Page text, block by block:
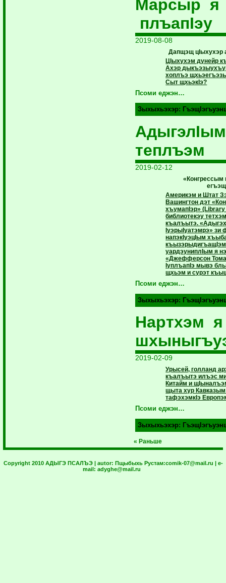
Марсыр я
плъапIэу
2019-08-08
Дапщэщ цIыхухэр
ЦIыхухэм дунейр
Ахэр
хоплъэ
Сыт щхьэкIэ?
Псоми еджэн…
Зыхыхьэхэр:
теплъэм
2019-02-12
«Конгрессым
Америкэм и Штат
Вашингтон дэт
хъумапIэр»
библиотекэу
къалъытэ.
IуэрыIуатэмрэ» зи
напэкIуэцIым
уардэуниплIым я
«Джефферсон
IуплъапIэ мывэ
щхьэм и сурэт
Псоми еджэн…
Зыхыхьэхэр:
Нартхэм
2019-02-09
Урысей, голланд
къалъытэ илъэс
Китайм и
щыта хур
тафэхэмкIэ
Псоми еджэн…
Зыхыхьэхэр:
« Раньше
Copyright 2010 АДЫГЭ ПСАЛЪЭ | autor: Пщыбыхь Рустам:comik-07@mail.ru | e-
mail: adyghe@mail.ru